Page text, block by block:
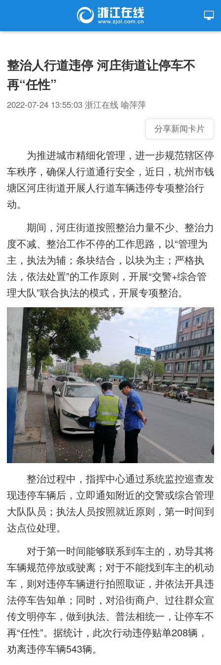
整治人行道违停 河庄街道让停车不
再“任性”
2022-07-24 13:55:03 浙江在线 喻萍萍
分享新闻卡片
为推进城市精细化管理，进一步规范辖区停
车秩序，确保人行道通行安全，近日，杭州市钱
塘区河庄街道开展人行道车辆违停专项整治行
动。
期间，河庄街道按照整治力量不少、整治力
度不减、整治工作不停的工作思路，以“管理为
主，执法为辅；条块结合，以块为主；严格执
法，依法处置”的工作原则，开展“交警+综合管
理大队”联合执法的模式，开展专项整治。
整治过程中，指挥中心通过系统监控巡查发
现违停车辆后，立即通知附近的交警或综合管理
大队队员；执法人员按照就近原则，第一时间到
达点位处理。
对于第一时间能够联系到车主的，劝导其将
车辆规范停放或驶离；对于不能找到车主的机动
车，则对违停车辆进行拍照取证，并依法开具违
法停车告知单；同时，对沿街商户、过往群众宣
传文明停车，做到执法、普法相统一，让停车不
再“任性”。据统计，此次行动违停贴单208辆，
劝离违停车辆543辆。